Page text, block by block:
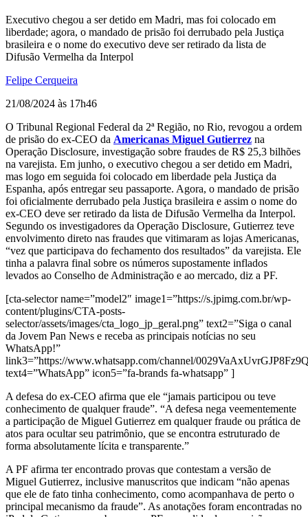
Executivo chegou a ser detido em Madri, mas foi colocado em
liberdade; agora, o mandado de prisão foi derrubado pela Justiça
brasileira e o nome do executivo deve ser retirado da lista de
Difusão Vermelha da Interpol
Felipe Cerqueira
21/08/2024 às 17h46
O Tribunal Regional Federal da 2ª Região, no Rio, revogou a ordem
de prisão do ex-CEO da Americanas Miguel Gutierrez na
Operação Disclosure, investigação sobre fraudes de R$ 25,3 bilhões
na varejista. Em junho, o executivo chegou a ser detido em Madri,
mas logo em seguida foi colocado em liberdade pela Justiça da
Espanha, após entregar seu passaporte. Agora, o mandado de prisão
foi oficialmente derrubado pela Justiça brasileira e assim o nome do
ex-CEO deve ser retirado da lista de Difusão Vermelha da Interpol.
Segundo os investigadores da Operação Disclosure, Gutierrez teve
envolvimento direto nas fraudes que vitimaram as lojas Americanas,
“vez que participava do fechamento dos resultados” da varejista. Ele
tinha a palavra final sobre os números supostamente inflados
levados ao Conselho de Administração e ao mercado, diz a PF.
[cta-selector name=”model2″ image1=”https://s.jpimg.com.br/wp-
content/plugins/CTA-posts-
selector/assets/images/cta_logo_jp_geral.png” text2=”Siga o canal
da Jovem Pan News e receba as principais notícias no seu
WhatsApp!”
link3=”https://www.whatsapp.com/channel/
text4=”WhatsApp” icon5=”fa-brands fa-whatsapp” ]
A defesa do ex-CEO afirma que ele “jamais participou ou teve
conhecimento de qualquer fraude”. “A defesa nega veementemente
a participação de Miguel Gutierrez em qualquer fraude ou prática de
atos para ocultar seu patrimônio, que se encontra estruturado de
forma absolutamente lícita e transparente.”
A PF afirma ter encontrado provas que contestam a versão de
Miguel Gutierrez, inclusive manuscritos que indicam “não apenas
que ele de fato tinha conhecimento, como acompanhava de perto o
principal mecanismo da fraude”. As anotações foram encontradas no